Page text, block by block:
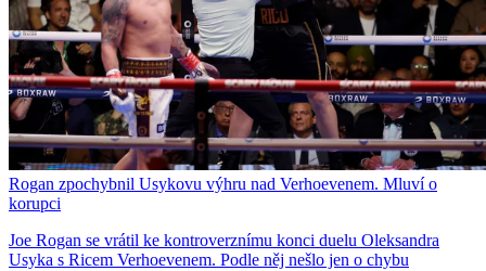
Rogan zpochybnil Usykovu výhru nad Verhoevenem. Mluví o
korupci
Joe Rogan se vrátil ke kontroverznímu konci duelu Oleksandra
Usyka s Ricem Verhoevenem. Podle něj nešlo jen o chybu